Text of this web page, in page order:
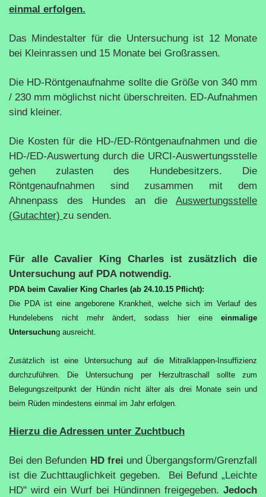
einmal erfolgen.
Das Mindestalter für die Untersuchung ist 12 Monate
bei Kleinrassen und 15 Monate bei Großrassen.
Die HD-Röntgenaufnahme sollte die Größe von 340 mm
/ 230 mm möglichst nicht überschreiten. ED-Aufnahmen
sind kleiner.
Die Kosten für die HD-/ED-Röntgenaufnahmen und die
HD-/ED-Auswertung durch die URCI-Auswertungsstelle
gehen zulasten des Hundebesitzers. Die
Röntgenaufnahmen sind zusammen mit dem
Ahnenpass des Hundes an die Auswertungsstelle
(Gutachter) zu senden.
Für alle Cavalier King Charles ist zusätzlich die
Untersuchung auf PDA notwendig.
PDA beim Cavalier King Charles (ab 24.10.15 Pflicht):
Die PDA ist eine angeborene Krankheit, welche sich im Verlauf des
Hundelebens nicht mehr ändert, sodass hier eine einmalige
Untersuchung ausreicht.
Zusätzlich ist eine Untersuchung auf die Mitralklappen-Insuffizienz
durchzuführen. Die Untersuchung per Herzultraschall sollte zum
Belegungszeitpunkt der Hündin nicht älter als drei Monate sein und
beim Rüden mindestens einmal im Jahr erfolgen.
Hierzu die Adressen unter Zuchtbuch
Bei den Befunden HD frei und Übergangsform/Grenzfall
ist die Zuchttauglichkeit gegeben. Bei Befund „Leichte
HD" wird ein Wurf bei Hündinnen freigegeben. Jedoch